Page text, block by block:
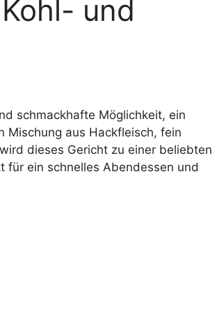
und
schmackhafte Möglichkeit, ein
Mischung aus Hackfleisch, fein
dieses Gericht zu einer beliebten
für ein schnelles Abendessen und